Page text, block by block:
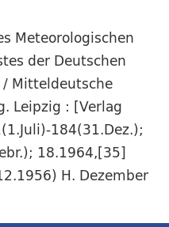
Meteorologischen
der Deutschen
Mitteldeutsche
Leipzig : [Verlag
184(31.Dez.);
18.1964,[35]
H. Dezember